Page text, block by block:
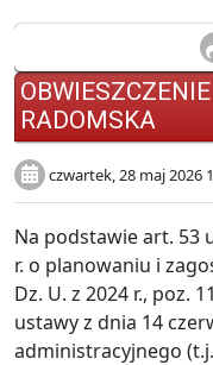
RADOMSKA
czwartek, 28 maj 2026
Na podstawie art. 53
r. o planowaniu i
Dz. U. z 2024 r., poz.
ustawy z dnia 14
administracyjnego